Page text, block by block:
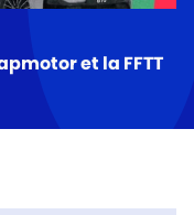
et la FFTT